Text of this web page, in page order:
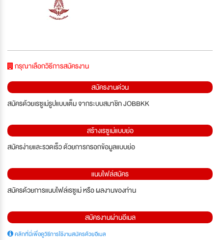
กรุณาเลือกวิธีการสมัครงาน
สมัครงานด่วน
สมัครด้วยเรซูเม่รูปแบบเต็ม จากระบบสมาชิก JOBBKK
สร้างเรซูเม่แบบย่อ
สมัครง่ายและรวดเร็ว ด้วยการกรอกข้อมูลแบบย่อ
แนบไฟล์สมัคร
สมัครด้วยการแนบไฟล์เรซูเม่ หรือ ผลงานของท่าน
สมัครงานผ่านอีเมล
คลิกที่นี่เพื่อดูวิธีการใช้งานสมัครด้วยอีเมล